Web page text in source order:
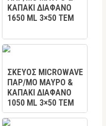
ΚΑΠΑΚΙ ΔΙΑΦΑΝΟ
1650 ML 3×50 TEM
ΣΚΕΥΟΣ MICROWAVE
ΠΑΡ/ΜΟ ΜΑΥΡΟ &
ΚΑΠΑΚΙ ΔΙΑΦΑΝΟ
1050 ML 3×50 TEM